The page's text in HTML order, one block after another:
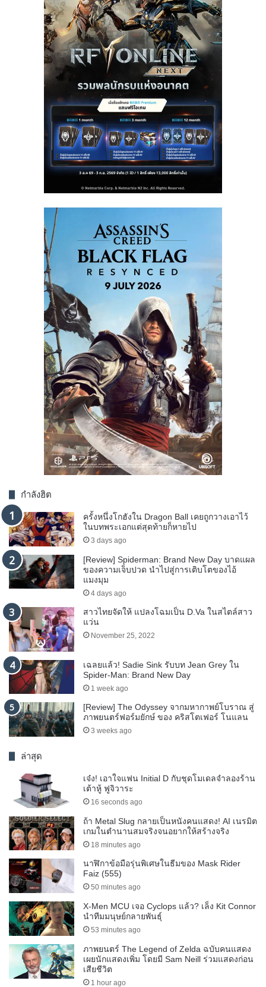
กำลังฮิต
ครั้งหนึ่งโกฮังใน Dragon Ball เคยถูกวางเอาไว้
ในบทพระเอกแต่สุดท้ายก็หายไป
3 days ago
[Review] Spiderman: Brand New Day บาดแผล
ของความเจ็บปวด นำไปสู่การเติบโตของไอ้
แมงมุม
4 days ago
สาวไทยจัดให้ แปลงโฉมเป็น D.Va ในสไตล์สาว
แว่น
November 25, 2022
เฉลยแล้ว! Sadie Sink รับบท Jean Grey ใน
Spider-Man: Brand New Day
1 week ago
[Review] The Odyssey จากมหากาพย์โบราณ สู่
ภาพยนตร์ฟอร์มยักษ์ ของ คริสโตเฟอร์ โนแลน
3 weeks ago
ล่าสุด
เจ๋ง! เอาใจแฟน Initial D กับชุดโมเดลจำลองร้าน
เต้าหู้ ฟูจิวาระ
16 seconds ago
ถ้า Metal Slug กลายเป็นหนังคนแสดง! AI เนรมิต
เกมในตำนานสมจริงจนอยากให้สร้างจริง
18 minutes ago
นาฬิกาข้อมือรุ่นพิเศษในธีมของ Mask Rider
Faiz (555)
50 minutes ago
X-Men MCU เจอ Cyclops แล้ว? เล็ง Kit Connor
นำทีมมนุษย์กลายพันธุ์
53 minutes ago
ภาพยนตร์ The Legend of Zelda ฉบับคนแสดง
เผยนักแสดงเพิ่ม โดยมี Sam Neill ร่วมแสดงก่อน
เสียชีวิต
1 hour ago